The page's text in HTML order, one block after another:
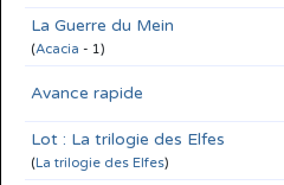
La Guerre du Mein
(Acacia - 1)
Avance rapide
Lot : La trilogie des Elfes
(La trilogie des Elfes)